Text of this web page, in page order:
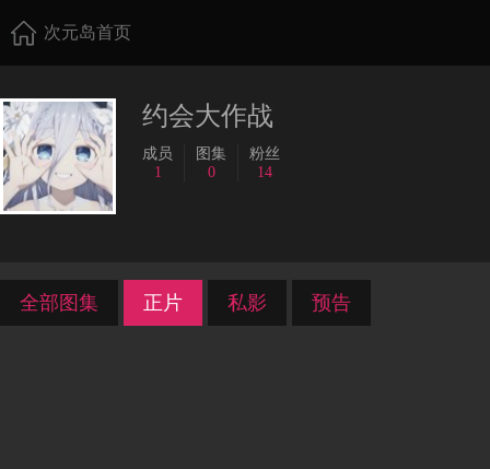
次元岛首页
约会大作战
成员
1
图集
0
粉丝
14
全部图集 正片 私影 预告